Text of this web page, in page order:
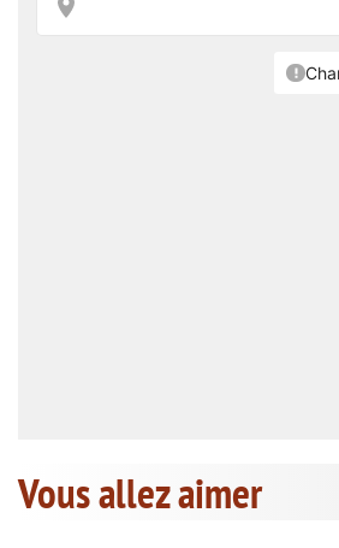
Vous allez aimer